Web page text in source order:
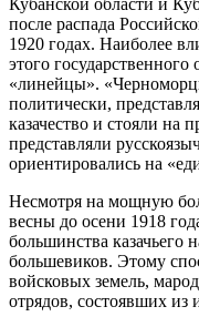
после распада
1920 годах. Наиболее
этого
«линейцы».
политически,
казачество и стояли на
представляли
ориентировались на
Несмотря на мощную
весны до осени 1918
большинства казачьего
большевиков. Этому
войсковых земель,
отрядов, состоявших из